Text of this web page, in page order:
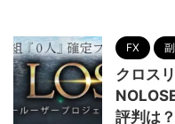
FX
クロス
評判は